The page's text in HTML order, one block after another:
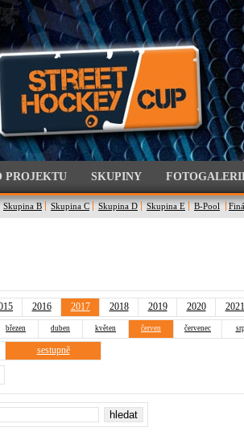
PROJEKTU SKUPINY
Skupina B Skupina C Skupina D Skupina E B-Pool
2016 2017 2018 2019 2020 2021
březen duben květen červen červenec
sestupně